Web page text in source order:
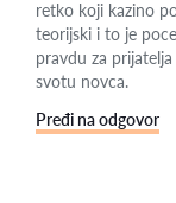
retko koji kazino
teorijski i to je
pravdu za
svotu novca.
Pređi na odgovor